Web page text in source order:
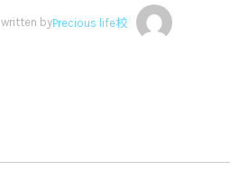
written byPrecious life校